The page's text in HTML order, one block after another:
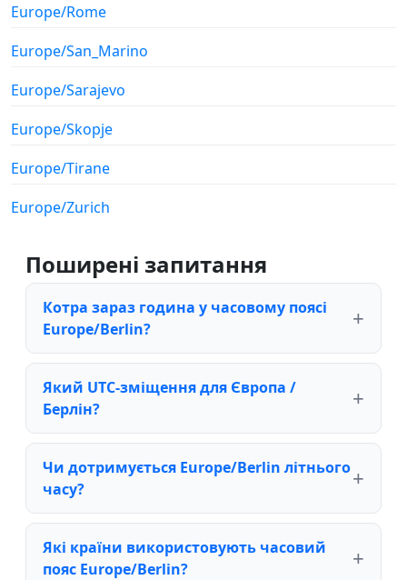
Europe/Rome
Europe/San_Marino
Europe/Sarajevo
Europe/Skopje
Europe/Tirane
Europe/Zurich
Поширені запитання
Котра зараз година у часовому поясі
Europe/Berlin?
Який UTC-зміщення для Європа /
Берлін?
Чи дотримується Europe/Berlin літнього
часу?
Які країни використовують часовий
пояс Europe/Berlin?